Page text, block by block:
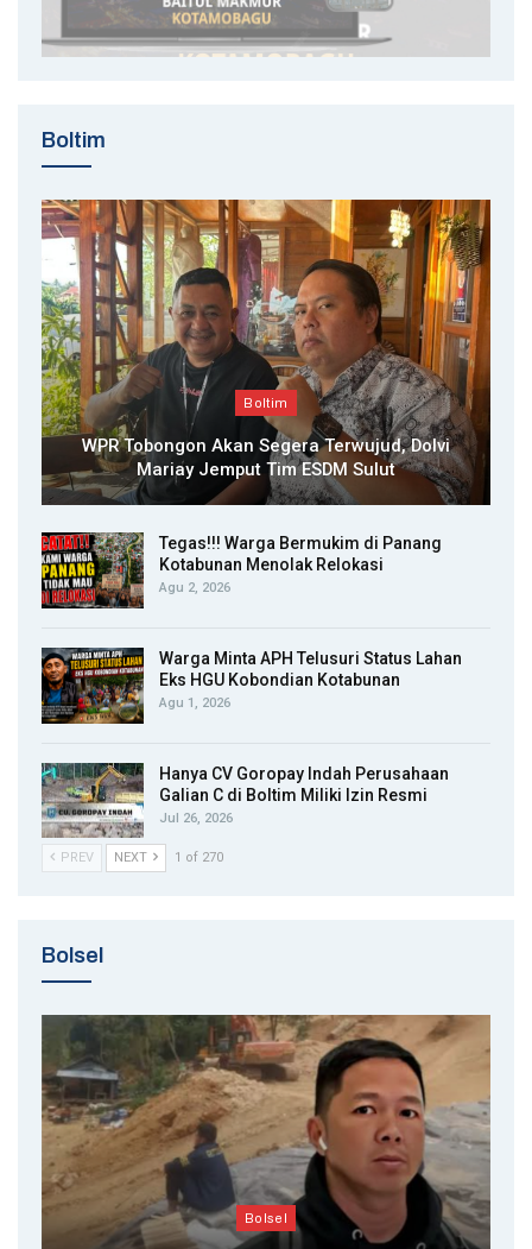
Boltim
Boltim
WPR Tobongon Akan Segera Terwujud, Dolvi
Mariay Jemput Tim ESDM Sulut
Tegas!!! Warga Bermukim di Panang
Kotabunan Menolak Relokasi
Agu 2, 2026
Warga Minta APH Telusuri Status Lahan
Eks HGU Kobondian Kotabunan
Agu 1, 2026
Hanya CV Goropay Indah Perusahaan
Galian C di Boltim Miliki Izin Resmi
Jul 26, 2026
PREV NEXT 1 of 270
Bolsel
Bolsel